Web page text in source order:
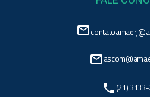
mail_outline
mail_outline
phone (21)